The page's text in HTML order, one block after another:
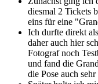
diesmal 2 Tickets
eins für eine
Ich durfte direkt
daher auch hier
Fotograf noch
und fand die
die Pose auch